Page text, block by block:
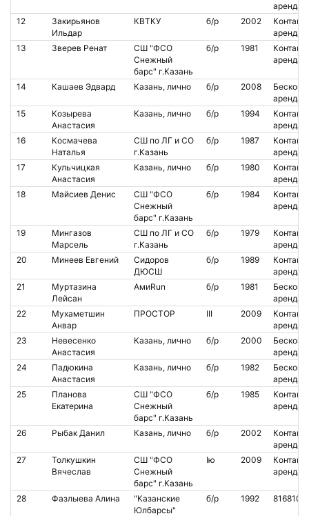
аренда
12
Закирьянов
Ильдар
КВТКУ б/р 2002
Контакт.
аренда
13
Зверев Ренат
СШ "ФСО
Снежный
барс" г.Казань
б/р 1981
Контакт.
аренда
14 Кашаев Эдвард Казань, лично б/р 2008
Бесконт.
аренда
15
Козырева
Анастасия
Казань, лично б/р 1994
Контакт.
аренда
16
Космачева
Наталья
СШ по ЛГ и СО
г.Казань
б/р 1987
Контакт.
аренда
17
Кульчицкая
Анастасия
Казань, лично б/р 1980
Контакт.
аренда
18
Майсиев Денис
СШ "ФСО
Снежный
барс" г.Казань
б/р 1984
Контакт.
аренда
19
Мингазов
Марсель
СШ по ЛГ и СО
г.Казань
б/р 1979
Контакт.
аренда
20
Минеев Евгений
Сидоров
ДЮСШ
б/р 1989
Контакт.
аренда
21
Муртазина
Лейсан
АмиRun б/р 1981
Бесконт.
аренда
22
Мухаметшин
Анвар
ПРОСТОР III 2009
Контакт.
аренда
23
Невесенко
Анастасия
Казань, лично б/р 2000
Бесконт.
аренда
24
Падюкина
Анастасия
Казань, лично б/р 1982
Бесконт.
аренда
25
Планова
Екатерина
СШ "ФСО
Снежный
барс" г.Казань
б/р 1985
Контакт.
аренда
26 Рыбак Данил Казань, лично б/р 2002
Контакт.
аренда
27
Толкушкин
Вячеслав
СШ "ФСО
Снежный
барс" г.Казань
Iю 2009
Контакт.
аренда
28 Фазлыева Алина
"Казанские
Юлбарсы"
б/р 1992 8168106